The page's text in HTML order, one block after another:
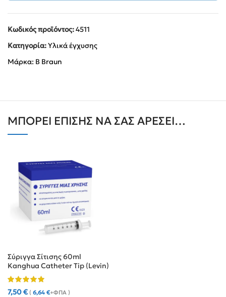
Κωδικός προϊόντος:4511
Κατηγορία:Υλικά έγχυσης
Μάρκα: B Braun
ΜΠΟΡΕΊ ΕΠΊΣΗΣ ΝΑ ΣΑΣ ΑΡΈΣΕΙ…
Σύριγγα Σίτισης 60ml
Kanghua Catheter Tip (Levin)
(25τμχ)
7,50€ ( 6,64 €+ΦΠΑ )